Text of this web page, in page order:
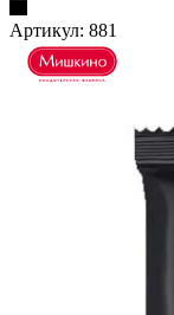
Артикул: 881